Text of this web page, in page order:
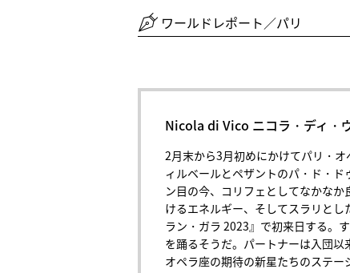
ワールドレポート／パリ
Nicola di Vico ニコラ・ディ・
2月末から3月初めにかけてパリ・
ィルベールとペザントのパ・ド・
ン目の今、コリフェとしてなかな
けるエネルギー、そしてスラリと
ラン・ガラ 2023』で初来日する。
を踊るそうだ。パートナーは入団
オペラ座の期待の新星たちのステー